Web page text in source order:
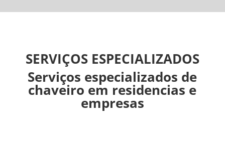
SERVIÇOS ESPECIALIZADOS
Serviços especializados de
chaveiro em residencias e
empresas